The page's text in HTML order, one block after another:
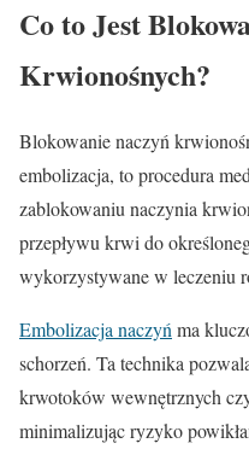
Co to Jest
Krwionośnych?
Blokowanie naczyń
embolizacja, to procedura
zablokowaniu naczynia
przepływu krwi do
wykorzystywane w leczeniu
Embolizacja naczyń ma
schorzeń. Ta technika
krwotoków wewnętrznych
minimalizując ryzyko